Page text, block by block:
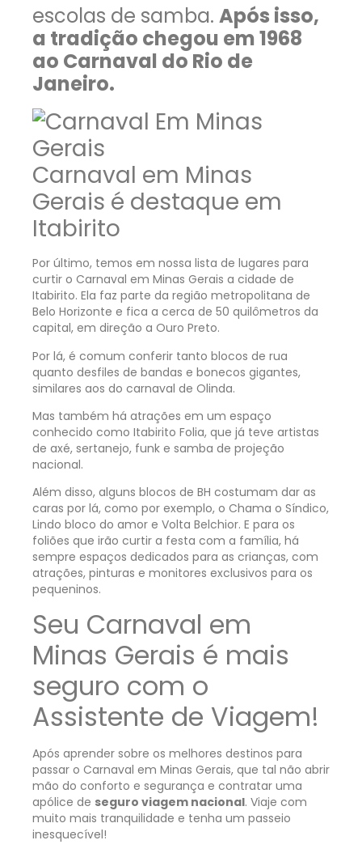
escolas de samba. Após isso,
a tradição chegou em 1968
ao Carnaval do Rio de
Janeiro.
Carnaval em Minas
Gerais é destaque em
Itabirito
Por último, temos em nossa lista de lugares para
curtir o Carnaval em Minas Gerais a cidade de
Itabirito. Ela faz parte da região metropolitana de
Belo Horizonte e fica a cerca de 50 quilômetros da
capital, em direção a Ouro Preto.
Por lá, é comum conferir tanto blocos de rua
quanto desfiles de bandas e bonecos gigantes,
similares aos do carnaval de Olinda.
Mas também há atrações em um espaço
conhecido como Itabirito Folia, que já teve artistas
de axé, sertanejo, funk e samba de projeção
nacional.
Além disso, alguns blocos de BH costumam dar as
caras por lá, como por exemplo, o Chama o Síndico,
Lindo bloco do amor e Volta Belchior. E para os
foliões que irão curtir a festa com a família, há
sempre espaços dedicados para as crianças, com
atrações, pinturas e monitores exclusivos para os
pequeninos.
Seu Carnaval em
Minas Gerais é mais
seguro com o
Assistente de Viagem!
Após aprender sobre os melhores destinos para
passar o Carnaval em Minas Gerais, que tal não abrir
mão do conforto e segurança e contratar uma
apólice de seguro viagem nacional. Viaje com
muito mais tranquilidade e tenha um passeio
inesquecível!